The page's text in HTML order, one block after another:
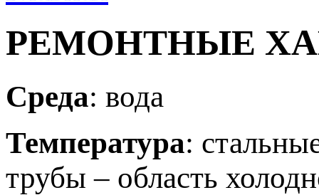
РЕМОНТНЫЕ
Среда: вода
Температура:
трубы – область